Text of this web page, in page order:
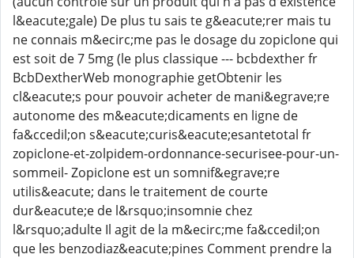
l&eacute;gale) De plus tu sais te g&eacute;rer mais tu
ne connais m&ecirc;me pas le dosage du zopiclone qui
est soit de 7 5mg (le plus classique --- bcbdexther fr
BcbDextherWeb monographie getObtenir les
cl&eacute;s pour pouvoir acheter de mani&egrave;re
autonome des m&eacute;dicaments en ligne de
fa&ccedil;on s&eacute;curis&eacute;esantetotal fr
zopiclone-et-zolpidem-ordonnance-securisee-pour-un-
sommeil- Zopiclone est un somnif&egrave;re
utilis&eacute; dans le traitement de courte
dur&eacute;e de l&rsquo;insomnie chez
l&rsquo;adulte Il agit de la m&ecirc;me fa&ccedil;on
que les benzodiaz&eacute;pines Comment prendre la